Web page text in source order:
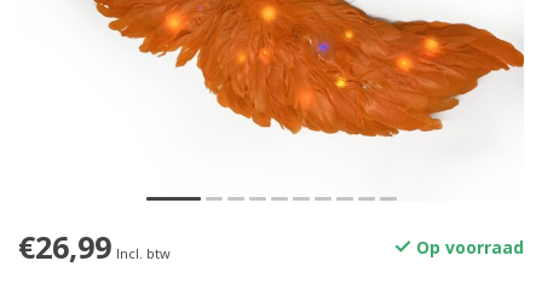
€26,99 Incl. btw Op voorraad